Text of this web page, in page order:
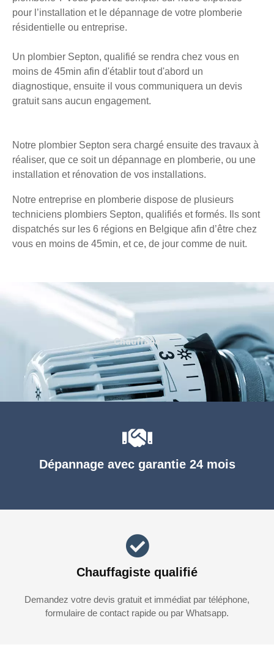
pour l’installation et le dépannage de votre plomberie
résidentielle ou entreprise.
Un plombier Septon, qualifié se rendra chez vous en
moins de 45min afin d'établir tout d'abord un
diagnostique, ensuite il vous communiquera un devis
gratuit sans aucun engagement.
Notre plombier Septon sera chargé ensuite des travaux à
réaliser, que ce soit un dépannage en plomberie, ou une
installation et rénovation de vos installations.
Notre entreprise en plomberie dispose de plusieurs
techniciens plombiers Septon, qualifiés et formés. Ils sont
dispatchés sur les 6 régions en Belgique afin d’être chez
vous en moins de 45min, et ce, de jour comme de nuit.
Dépannage avec garantie 24 mois
Chauffagiste qualifié
Demandez votre devis gratuit et immédiat par téléphone,
formulaire de contact rapide ou par Whatsapp.
Chauffage